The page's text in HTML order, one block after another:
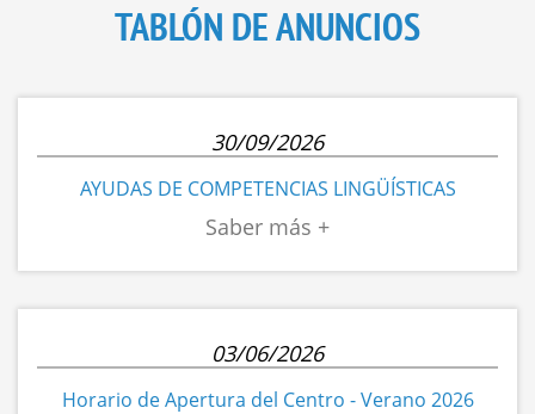
TABLÓN DE ANUNCIOS
30/09/2026
AYUDAS DE COMPETENCIAS LINGÜÍSTICAS
03/06/2026
Horario de Apertura del Centro - Verano 2026